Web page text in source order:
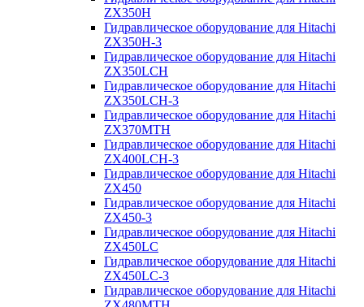
ZX350H
Гидравлическое оборудование для Hitachi
ZX350H-3
Гидравлическое оборудование для Hitachi
ZX350LCH
Гидравлическое оборудование для Hitachi
ZX350LCH-3
Гидравлическое оборудование для Hitachi
ZX370MTH
Гидравлическое оборудование для Hitachi
ZX400LCH-3
Гидравлическое оборудование для Hitachi
ZX450
Гидравлическое оборудование для Hitachi
ZX450-3
Гидравлическое оборудование для Hitachi
ZX450LC
Гидравлическое оборудование для Hitachi
ZX450LC-3
Гидравлическое оборудование для Hitachi